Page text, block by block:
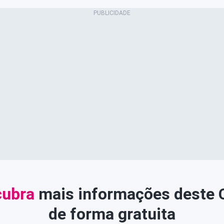
mais informações deste
de forma gratuita